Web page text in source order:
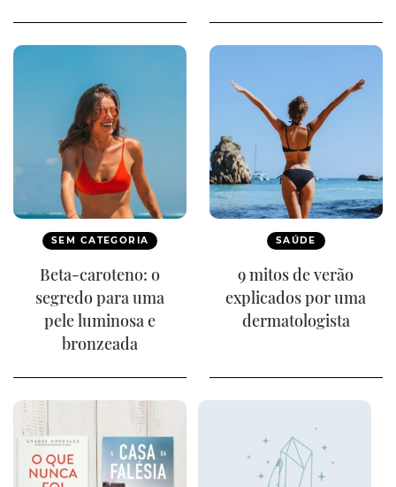
SEM CATEGORIA
Beta-caroteno: o
segredo para uma
pele luminosa e
bronzeada
SAÚDE
9 mitos de verão
explicados por uma
dermatologista